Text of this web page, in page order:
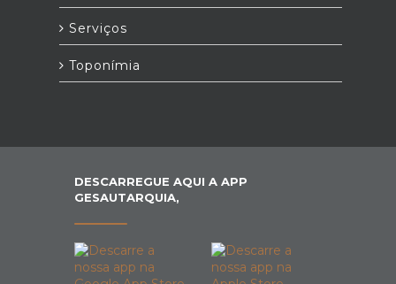
Serviços
Toponímia
DESCARREGUE AQUI A APP
GESAUTARQUIA,